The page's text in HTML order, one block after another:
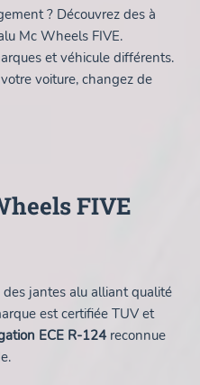
? Découvrez des à
Mc Wheels FIVE.
et véhicule différents.
voiture, changez de
FIVE
jantes alu alliant qualité
est certifiée TUV et
ECE R-124 reconnue